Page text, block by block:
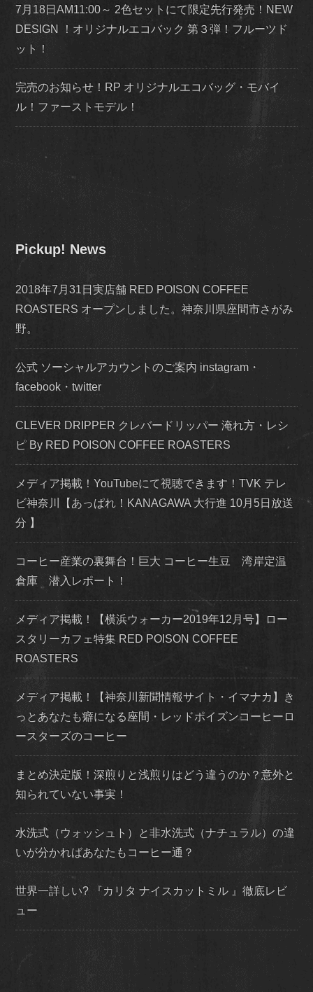
7月18日AM11:00～ 2色セットにて限定先行発売！NEW
DESIGN ！オリジナルエコバック 第３弾！フルーツド
ット！
完売のお知らせ！RP オリジナルエコバッグ・モバイ
ル！ファーストモデル！
Pickup! News
2018年7月31日実店舗 RED POISON COFFEE
ROASTERS オープンしました。神奈川県座間市さがみ
野。
公式 ソーシャルアカウントのご案内 instagram・
facebook・twitter
CLEVER DRIPPER クレバードリッパー 淹れ方・レシ
ピ By RED POISON COFFEE ROASTERS
メディア掲載！YouTubeにて視聴できます！TVK テレ
ビ神奈川【あっぱれ！KANAGAWA 大行進 10月5日放送
分 】
コーヒー産業の裏舞台！巨大 コーヒー生豆 湾岸定温
倉庫 潜入レポート！
メディア掲載！【横浜ウォーカー2019年12月号】ロー
スタリーカフェ特集 RED POISON COFFEE
ROASTERS
メディア掲載！【神奈川新聞情報サイト・イマナカ】き
っとあなたも癖になる座間・レッドポイズンコーヒーロ
ースターズのコーヒー
まとめ決定版！深煎りと浅煎りはどう違うのか？意外と
知られていない事実！
水洗式（ウォッシュト）と非水洗式（ナチュラル）の違
いが分かればあなたもコーヒー通？
世界一詳しい? 『カリタ ナイスカットミル 』徹底レビ
ュー